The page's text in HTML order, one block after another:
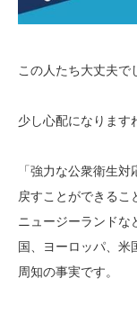
この人たち大丈夫で
少し心配になります
「強力な公衆衛生
戻すことができるこ
ニュージーランドな
国、ヨーロッパ、米
周知の事実です。